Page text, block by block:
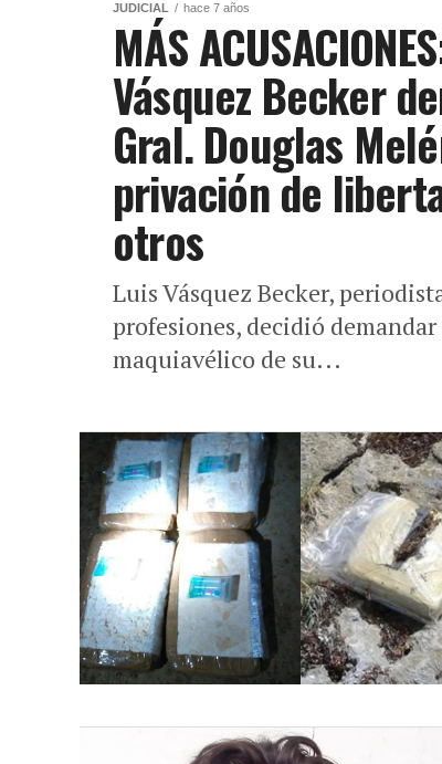
JUDICIAL hace 7 años
MÁS
Vásquez Becker
Gral. Douglas
privación de
otros
Luis Vásquez Becker,
profesiones, decidió
maquiavélico de su...